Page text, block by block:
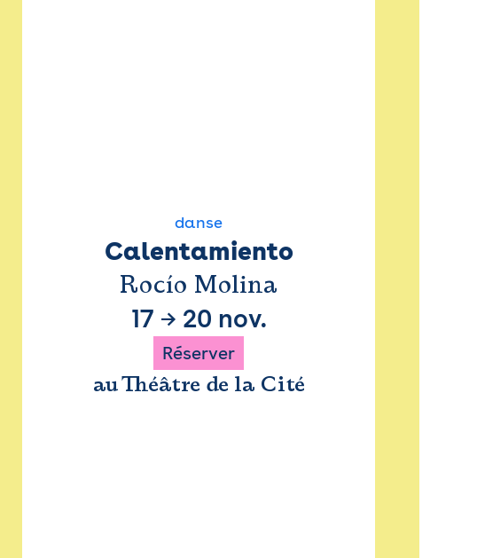
danse
Calentamiento
Rocío Molina
17 → 20 nov.
Réserver
au Théâtre de la Cité